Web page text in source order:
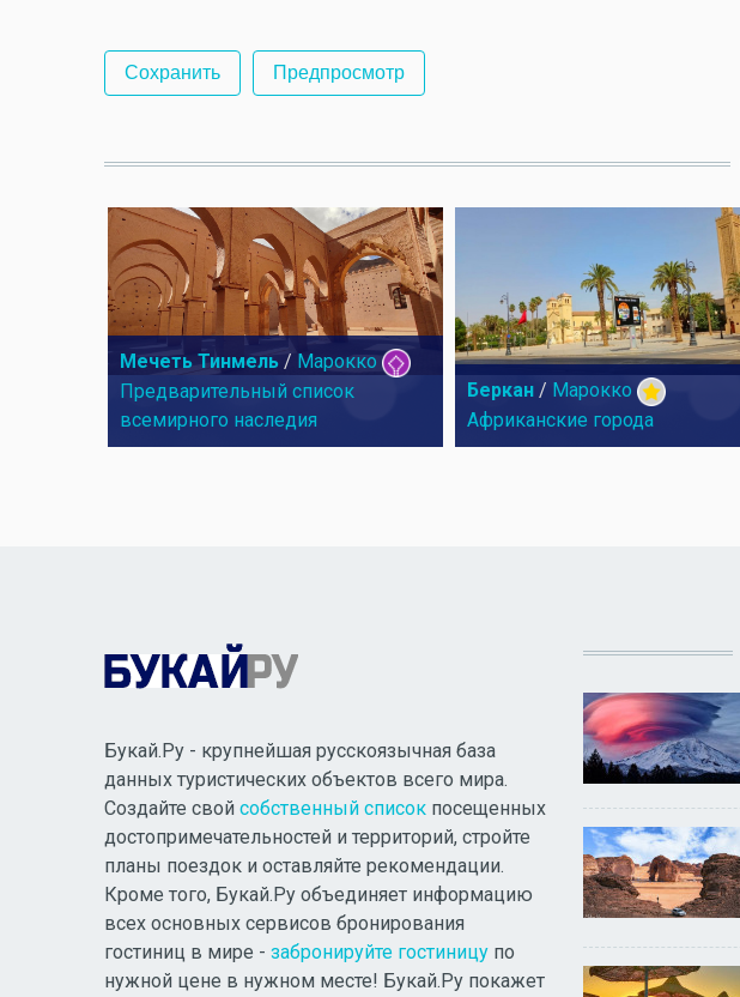
Мечеть Тинмель / Марокко
Предварительный список
всемирного наследия
Беркан / Марокко
Африканские города
Букай.Ру - крупнейшая русскоязычная база
данных туристических объектов всего мира.
Создайте свой собственный список посещенных
достопримечательностей и территорий, стройте
планы поездок и оставляйте рекомендации.
Кроме того, Букай.Ру объединяет информацию
всех основных сервисов бронирования
гостиниц в мире - забронируйте гостиницу по
нужной цене в нужном месте! Букай.Ру покажет